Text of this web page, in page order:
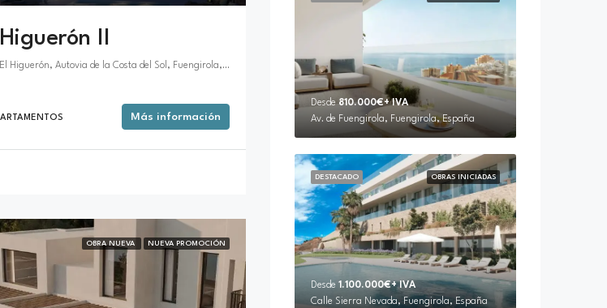
II
Restaurante El Higuerón, Autovia de la Costa del Sol, Fuengirola, España
Más información
OBRA NUEVA NUEVA PROMOCIÓN
Desde 810.000€+ IVA
Av. de Fuengirola, Fuengirola, España
OBRAS INICIADAS
DESTACADO
Desde 1.100.000€+ IVA
Calle Sierra Nevada, Fuengirola, España